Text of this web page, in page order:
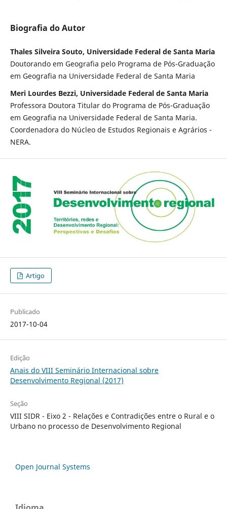
Biografia do Autor
Thales Silveira Souto, Universidade Federal de Santa Maria
Doutorando em Geografia pelo Programa de Pós-Graduação
em Geografia na Universidade Federal de Santa Maria
Meri Lourdes Bezzi, Universidade Federal de Santa Maria
Professora Doutora Titular do Programa de Pós-Graduação
em Geografia na Universidade Federal de Santa Maria.
Coordenadora do Núcleo de Estudos Regionais e Agrários -
NERA.
Artigo
Publicado
2017-10-04
Edição
Anais do VIII Seminário Internacional sobre
Desenvolvimento Regional (2017)
Seção
VIII SIDR - Eixo 2 - Relações e Contradições entre o Rural e o
Urbano no processo de Desenvolvimento Regional
Open Journal Systems